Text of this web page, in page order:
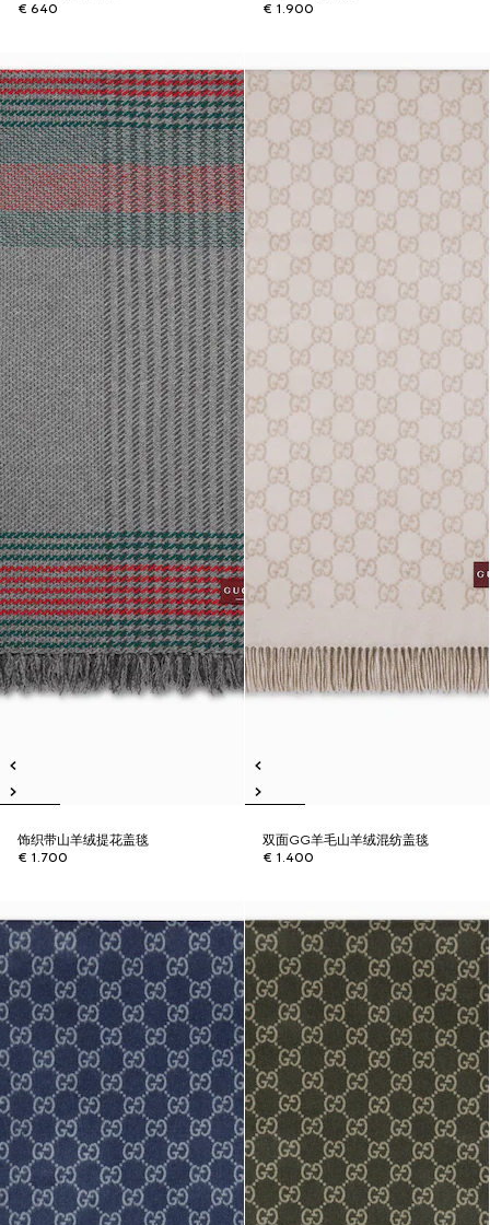
€ 640
€ 1.900
饰织带山羊绒提花盖毯
€ 1.700
双面GG羊毛山羊绒混纺盖毯
€ 1.400